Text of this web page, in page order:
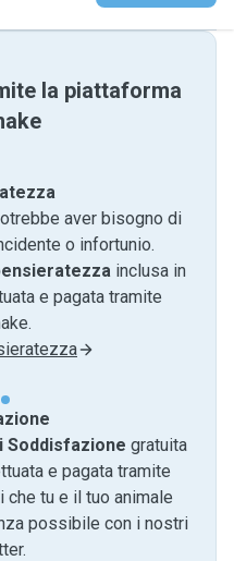
la piattaforma
aver bisogno di
o infortunio.
inclusa in
e pagata tramite
Soddisfazione gratuita
e pagata tramite
che tu e il tuo animale
possibile con i nostri